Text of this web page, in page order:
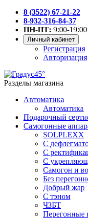
8 (3522) 67-21-22
8-932-316-84-37
ПН-ПТ: 9:00-19:00
Личный кабинет
Регистрация
Авторизация
Разделы магазина
Автоматика
Автоматика
Подарочный
Самогонные
SOLPLEXX
С
С
С
Самогон и
Без
Добрый жар
С тэном
ЧЗБТ
Перегонные